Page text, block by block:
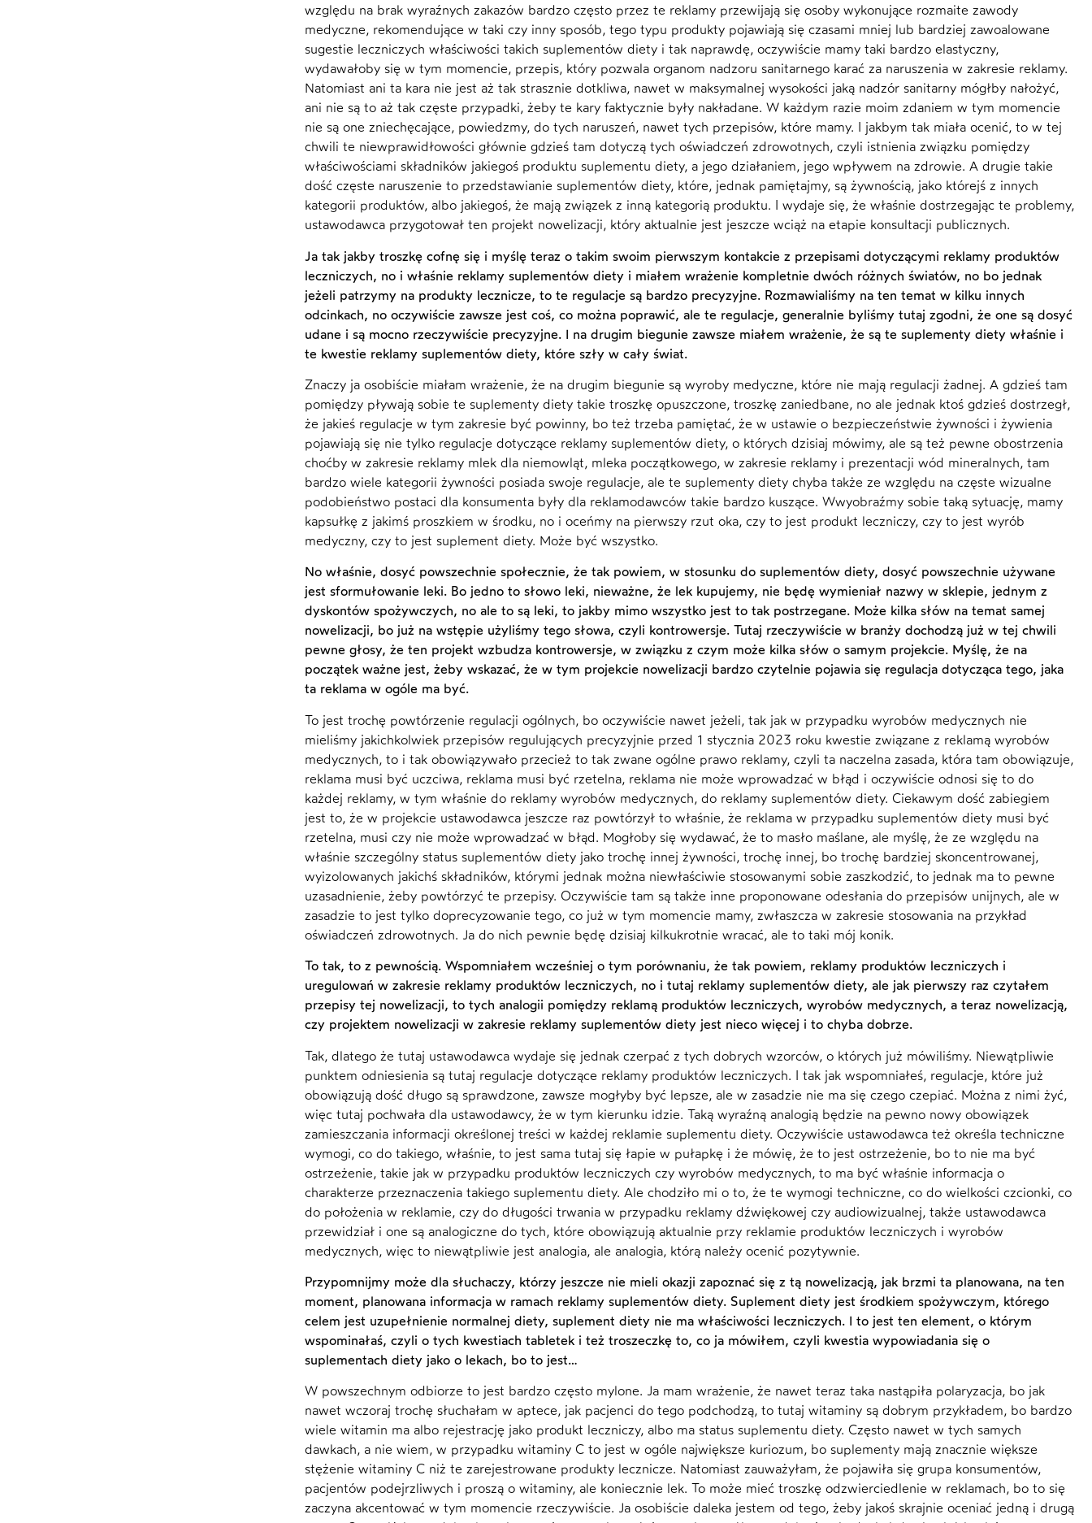
względu na brak wyraźnych zakazów bardzo często przez te reklamy przewijają się osoby wykonujące rozmaite zawody
medyczne, rekomendujące w taki czy inny sposób, tego typu produkty pojawiają się czasami mniej lub bardziej zawoalowane
sugestie leczniczych właściwości takich suplementów diety i tak naprawdę, oczywiście mamy taki bardzo elastyczny,
wydawałoby się w tym momencie, przepis, który pozwala organom nadzoru sanitarnego karać za naruszenia w zakresie reklamy.
Natomiast ani ta kara nie jest aż tak strasznie dotkliwa, nawet w maksymalnej wysokości jaką nadzór sanitarny mógłby nałożyć,
ani nie są to aż tak częste przypadki, żeby te kary faktycznie były nakładane. W każdym razie moim zdaniem w tym momencie
nie są one zniechęcające, powiedzmy, do tych naruszeń, nawet tych przepisów, które mamy. I jakbym tak miała ocenić, to w tej
chwili te niewprawidłowości głównie gdzieś tam dotyczą tych oświadczeń zdrowotnych, czyli istnienia związku pomiędzy
właściwościami składników jakiegoś produktu suplementu diety, a jego działaniem, jego wpływem na zdrowie. A drugie takie
dość częste naruszenie to przedstawianie suplementów diety, które, jednak pamiętajmy, są żywnością, jako którejś z innych
kategorii produktów, albo jakiegoś, że mają związek z inną kategorią produktu. I wydaje się, że właśnie dostrzegając te problemy,
ustawodawca przygotował ten projekt nowelizacji, który aktualnie jest jeszcze wciąż na etapie konsultacji publicznych.
Ja tak jakby troszkę cofnę się i myślę teraz o takim swoim pierwszym kontakcie z przepisami dotyczącymi reklamy produktów
leczniczych, no i właśnie reklamy suplementów diety i miałem wrażenie kompletnie dwóch różnych światów, no bo jednak
jeżeli patrzymy na produkty lecznicze, to te regulacje są bardzo precyzyjne. Rozmawialiśmy na ten temat w kilku innych
odcinkach, no oczywiście zawsze jest coś, co można poprawić, ale te regulacje, generalnie byliśmy tutaj zgodni, że one są dosyć
udane i są mocno rzeczywiście precyzyjne. I na drugim biegunie zawsze miałem wrażenie, że są te suplementy diety właśnie i
te kwestie reklamy suplementów diety, które szły w cały świat.
Znaczy ja osobiście miałam wrażenie, że na drugim biegunie są wyroby medyczne, które nie mają regulacji żadnej. A gdzieś tam
pomiędzy pływają sobie te suplementy diety takie troszkę opuszczone, troszkę zaniedbane, no ale jednak ktoś gdzieś dostrzegł,
że jakieś regulacje w tym zakresie być powinny, bo też trzeba pamiętać, że w ustawie o bezpieczeństwie żywności i żywienia
pojawiają się nie tylko regulacje dotyczące reklamy suplementów diety, o których dzisiaj mówimy, ale są też pewne obostrzenia
choćby w zakresie reklamy mlek dla niemowląt, mleka początkowego, w zakresie reklamy i prezentacji wód mineralnych, tam
bardzo wiele kategorii żywności posiada swoje regulacje, ale te suplementy diety chyba także ze względu na częste wizualne
podobieństwo postaci dla konsumenta były dla reklamodawców takie bardzo kuszące. Wwyobraźmy sobie taką sytuację, mamy
kapsułkę z jakimś proszkiem w środku, no i oceńmy na pierwszy rzut oka, czy to jest produkt leczniczy, czy to jest wyrób
medyczny, czy to jest suplement diety. Może być wszystko.
No właśnie, dosyć powszechnie społecznie, że tak powiem, w stosunku do suplementów diety, dosyć powszechnie używane
jest sformułowanie leki. Bo jedno to słowo leki, nieważne, że lek kupujemy, nie będę wymieniał nazwy w sklepie, jednym z
dyskontów spożywczych, no ale to są leki, to jakby mimo wszystko jest to tak postrzegane. Może kilka słów na temat samej
nowelizacji, bo już na wstępie użyliśmy tego słowa, czyli kontrowersje. Tutaj rzeczywiście w branży dochodzą już w tej chwili
pewne głosy, że ten projekt wzbudza kontrowersje, w związku z czym może kilka słów o samym projekcie. Myślę, że na
początek ważne jest, żeby wskazać, że w tym projekcie nowelizacji bardzo czytelnie pojawia się regulacja dotycząca tego, jaka
ta reklama w ogóle ma być.
To jest trochę powtórzenie regulacji ogólnych, bo oczywiście nawet jeżeli, tak jak w przypadku wyrobów medycznych nie
mieliśmy jakichkolwiek przepisów regulujących precyzyjnie przed 1 stycznia 2023 roku kwestie związane z reklamą wyrobów
medycznych, to i tak obowiązywało przecież to tak zwane ogólne prawo reklamy, czyli ta naczelna zasada, która tam obowiązuje,
reklama musi być uczciwa, reklama musi być rzetelna, reklama nie może wprowadzać w błąd i oczywiście odnosi się to do
każdej reklamy, w tym właśnie do reklamy wyrobów medycznych, do reklamy suplementów diety. Ciekawym dość zabiegiem
jest to, że w projekcie ustawodawca jeszcze raz powtórzył to właśnie, że reklama w przypadku suplementów diety musi być
rzetelna, musi czy nie może wprowadzać w błąd. Mogłoby się wydawać, że to masło maślane, ale myślę, że ze względu na
właśnie szczególny status suplementów diety jako trochę innej żywności, trochę innej, bo trochę bardziej skoncentrowanej,
wyizolowanych jakichś składników, którymi jednak można niewłaściwie stosowanymi sobie zaszkodzić, to jednak ma to pewne
uzasadnienie, żeby powtórzyć te przepisy. Oczywiście tam są także inne proponowane odesłania do przepisów unijnych, ale w
zasadzie to jest tylko doprecyzowanie tego, co już w tym momencie mamy, zwłaszcza w zakresie stosowania na przykład
oświadczeń zdrowotnych. Ja do nich pewnie będę dzisiaj kilkukrotnie wracać, ale to taki mój konik.
To tak, to z pewnością. Wspomniałem wcześniej o tym porównaniu, że tak powiem, reklamy produktów leczniczych i
uregulowań w zakresie reklamy produktów leczniczych, no i tutaj reklamy suplementów diety, ale jak pierwszy raz czytałem
przepisy tej nowelizacji, to tych analogii pomiędzy reklamą produktów leczniczych, wyrobów medycznych, a teraz nowelizacją,
czy projektem nowelizacji w zakresie reklamy suplementów diety jest nieco więcej i to chyba dobrze.
Tak, dlatego że tutaj ustawodawca wydaje się jednak czerpać z tych dobrych wzorców, o których już mówiliśmy. Niewątpliwie
punktem odniesienia są tutaj regulacje dotyczące reklamy produktów leczniczych. I tak jak wspomniałeś, regulacje, które już
obowiązują dość długo są sprawdzone, zawsze mogłyby być lepsze, ale w zasadzie nie ma się czego czepiać. Można z nimi żyć,
więc tutaj pochwała dla ustawodawcy, że w tym kierunku idzie. Taką wyraźną analogią będzie na pewno nowy obowiązek
zamieszczania informacji określonej treści w każdej reklamie suplementu diety. Oczywiście ustawodawca też określa techniczne
wymogi, co do takiego, właśnie, to jest sama tutaj się łapie w pułapkę i że mówię, że to jest ostrzeżenie, bo to nie ma być
ostrzeżenie, takie jak w przypadku produktów leczniczych czy wyrobów medycznych, to ma być właśnie informacja o
charakterze przeznaczenia takiego suplementu diety. Ale chodziło mi o to, że te wymogi techniczne, co do wielkości czcionki, co
do położenia w reklamie, czy do długości trwania w przypadku reklamy dźwiękowej czy audiowizualnej, także ustawodawca
przewidział i one są analogiczne do tych, które obowiązują aktualnie przy reklamie produktów leczniczych i wyrobów
medycznych, więc to niewątpliwie jest analogia, ale analogia, którą należy ocenić pozytywnie.
Przypomnijmy może dla słuchaczy, którzy jeszcze nie mieli okazji zapoznać się z tą nowelizacją, jak brzmi ta planowana, na ten
moment, planowana informacja w ramach reklamy suplementów diety. Suplement diety jest środkiem spożywczym, którego
celem jest uzupełnienie normalnej diety, suplement diety nie ma właściwości leczniczych. I to jest ten element, o którym
wspominałaś, czyli o tych kwestiach tabletek i też troszeczkę to, co ja mówiłem, czyli kwestia wypowiadania się o
suplementach diety jako o lekach, bo to jest…
W powszechnym odbiorze to jest bardzo często mylone. Ja mam wrażenie, że nawet teraz taka nastąpiła polaryzacja, bo jak
nawet wczoraj trochę słuchałam w aptece, jak pacjenci do tego podchodzą, to tutaj witaminy są dobrym przykładem, bo bardzo
wiele witamin ma albo rejestrację jako produkt leczniczy, albo ma status suplementu diety. Często nawet w tych samych
dawkach, a nie wiem, w przypadku witaminy C to jest w ogóle największe kuriozum, bo suplementy mają znacznie większe
stężenie witaminy C niż te zarejestrowane produkty lecznicze. Natomiast zauważyłam, że pojawiła się grupa konsumentów,
pacjentów podejrzliwych i proszą o witaminy, ale koniecznie lek. To może mieć troszkę odzwierciedlenie w reklamach, bo to się
zaczyna akcentować w tym momencie rzeczywiście. Ja osobiście daleka jestem od tego, żeby jakoś skrajnie oceniać jedną i drugą